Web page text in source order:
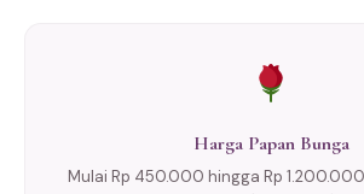
Harga Papan Bunga
Mulai Rp 450.000 hingga Rp